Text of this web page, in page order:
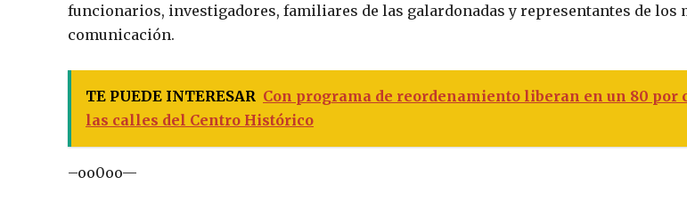
funcionarios, investigadores, familiares de las galardonadas y representantes de los
comunicación.
TE PUEDE INTERESAR Con programa de reordenamiento liberan en un 80 por
las calles del Centro Histórico
–oo0oo—